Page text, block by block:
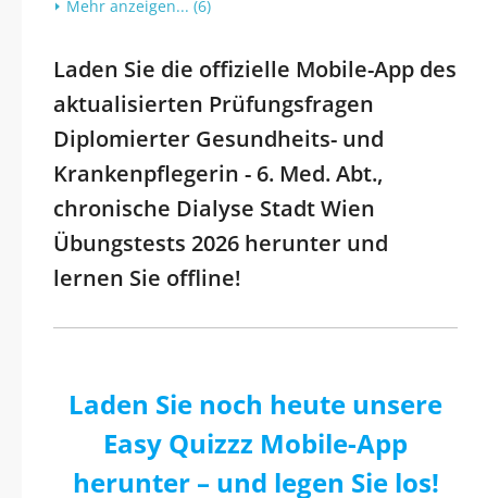
Mehr anzeigen... (6)
Laden Sie die offizielle Mobile-App des
aktualisierten Prüfungsfragen
Diplomierter Gesundheits- und
Krankenpflegerin - 6. Med. Abt.,
chronische Dialyse Stadt Wien
Übungstests 2026 herunter und
lernen Sie offline!
Laden Sie noch heute unsere
Easy Quizzz Mobile-App
herunter – und legen Sie los!